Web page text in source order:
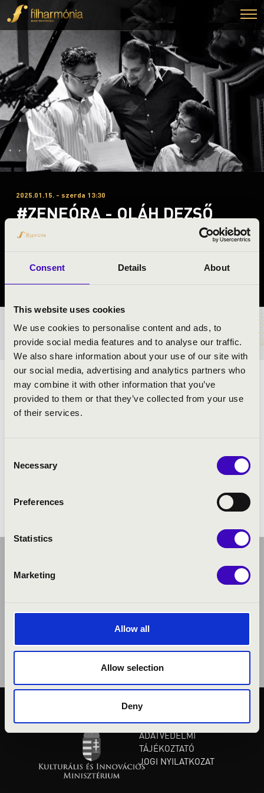
Consent Details About
This website uses cookies
We use cookies to personalise content and ads, to
provide social media features and to analyse our traffic.
We also share information about your use of our site with
our social media, advertising and analytics partners who
may combine it with other information that you’ve
provided to them or that they’ve collected from your use
of their services.
Selection
Necessary
Preferences
Statistics
Marketing
Allow all
Allow selection
Deny
2025.01.15. - szerda 13:30
#ZENEÓRA - OLÁH DEZSŐ
TRIÓ
BÉRLET- ÉS JEGYÁRAK
ELŐADÓK:
Oláh Dezső trió
KÖZÉRDEKŰ ADATOK
ADATVÉDELMI
TÁJÉKOZTATÓ
JOGI NYILATKOZAT